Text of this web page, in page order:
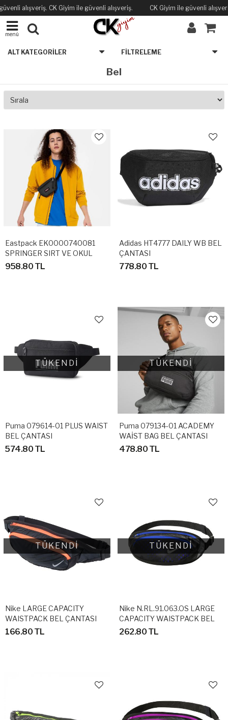
alışveriş. CK Giyim ile güvenli alışveriş. CK Giyim ile güvenli
menü
ALT KATEGORILER FILTRELEME
Bel
Eastpack EK0000740081
SPRINGER SIRT VE OKUL
ÇANTASI
958.80 TL
Adidas HT4777 DAILY WB BEL
ÇANTASI
778.80 TL
TÜKENDİ
Puma 079614-01 PLUS WAIST
BEL ÇANTASI
574.80 TL
TÜKENDİ
Puma 079134-01 ACADEMY
WAİST BAG BEL ÇANTASI
478.80 TL
TÜKENDİ
Nike LARGE CAPACITY
WAISTPACK BEL ÇANTASI
166.80 TL
TÜKENDİ
Nike N.RL.91.063.OS LARGE
CAPACITY WAISTPACK BEL
ÇANTASI
262.80 TL